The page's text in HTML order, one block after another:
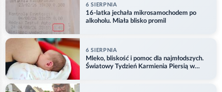
6 SIERPNIA
16-latka jechała mikrosamochodem po
alkoholu. Miała blisko promil
6 SIERPNIA
Mleko, bliskość i pomoc dla najmłodszych.
Światowy Tydzień Karmienia Piersią w